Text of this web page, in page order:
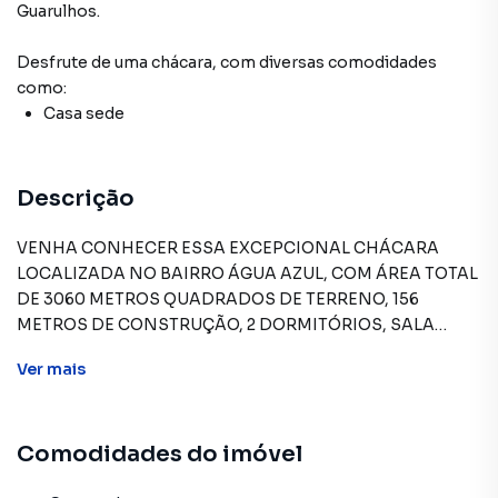
Guarulhos.
Desfrute de uma chácara, com diversas comodidades
como:
Casa sede
Descrição
VENHA CONHECER ESSA EXCEPCIONAL CHÁCARA
LOCALIZADA NO BAIRRO ÁGUA AZUL, COM ÁREA TOTAL
DE 3060 METROS QUADRADOS DE TERRENO, 156
METROS DE CONSTRUÇÃO, 2 DORMITÓRIOS, SALA
Azul, em Guarulhos. Não encontrou o que procurava ou
Ver mais
Comodidades do imóvel